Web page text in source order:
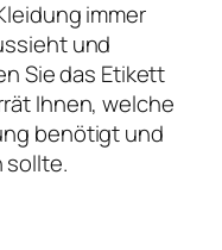
immer
und
Sie das Etikett
Ihnen, welche
benötigt und
sollte.